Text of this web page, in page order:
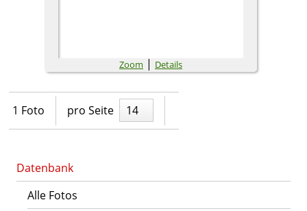
Datenbank
Alle Fotos
Zoom | Details
1 Foto pro Seite 14